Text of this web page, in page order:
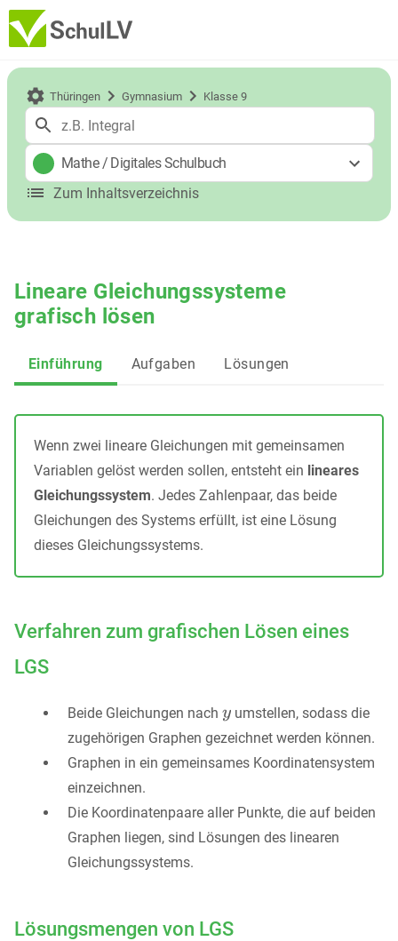
Thüringen Gymnasium Klasse 9
Mathe/ Digitales Schulbuch
Zum Inhaltsverzeichnis
Lineare Gleichungssysteme
grafisch lösen
Einführung Aufgaben Lösungen
Wenn zwei lineare Gleichungen mit gemeinsamen
Variablen gelöst werden sollen, entsteht ein lineares
Gleichungssystem. Jedes Zahlenpaar, das beide
Gleichungen des Systems erfüllt, ist eine Lösung
dieses Gleichungssystems.
Verfahren zum grafischen Lösen eines
LGS
Beide Gleichungen nach
umstellen, sodass die
zugehörigen Graphen gezeichnet werden können.
Graphen in ein gemeinsames Koordinatensystem
einzeichnen.
Die Koordinatenpaare aller Punkte, die auf beiden
Graphen liegen, sind Lösungen des linearen
Gleichungssystems.
Lösungsmengen von LGS